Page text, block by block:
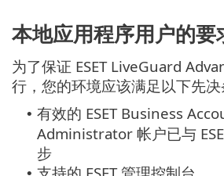
本地应用程序用户的要
为了保证 ESET LiveGuard
行，您的环境应该满足以下先决
• 有效的 ESET Business
Administrator 帐户已与
步